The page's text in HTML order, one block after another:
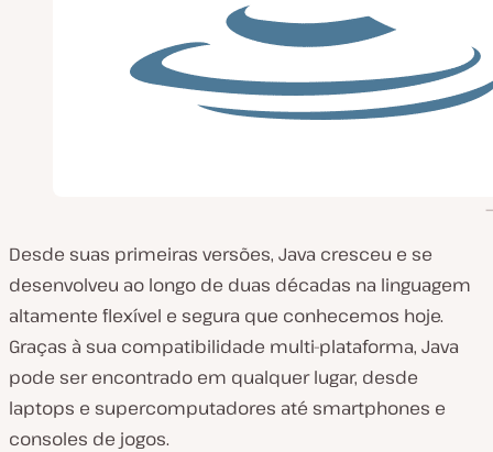
Desde suas primeiras versões, Java cresceu e se
desenvolveu ao longo de duas décadas na linguagem
altamente flexível e segura que conhecemos hoje.
Graças à sua compatibilidade multi-plataforma, Java
pode ser encontrado em qualquer lugar, desde
laptops e supercomputadores até smartphones e
consoles de jogos.